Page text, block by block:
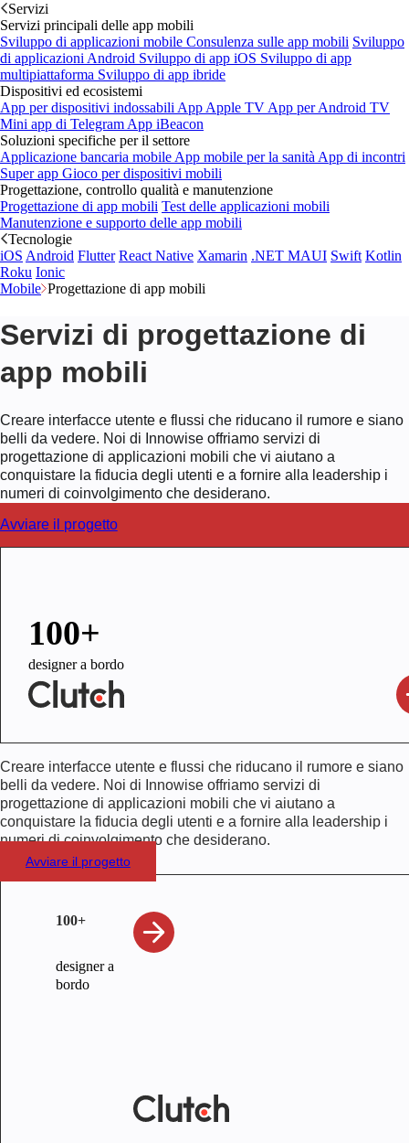
Servizi
Servizi principali delle app mobili
Sviluppo di applicazioni mobile Consulenza sulle app mobili Sviluppo
di applicazioni Android Sviluppo di app iOS Sviluppo di app
multipiattaforma Sviluppo di app ibride
Dispositivi ed ecosistemi
App per dispositivi indossabili App Apple TV App per Android TV
Mini app di Telegram App iBeacon
Soluzioni specifiche per il settore
Applicazione bancaria mobile App mobile per la sanità App di incontri
Super app Gioco per dispositivi mobili
Progettazione, controllo qualità e manutenzione
Progettazione di app mobili Test delle applicazioni mobili
Manutenzione e supporto delle app mobili
Tecnologie
iOS Android Flutter React Native Xamarin .NET MAUI Swift Kotlin
Roku Ionic
Mobile Progettazione di app mobili
Servizi di progettazione di
app mobili
Creare interfacce utente e flussi che riducano il rumore e siano
belli da vedere. Noi di Innowise offriamo servizi di
progettazione di applicazioni mobili che vi aiutano a
conquistare la fiducia degli utenti e a fornire alla leadership i
numeri di coinvolgimento che desiderano.
Avviare il progetto
100+
designer a bordo
Creare interfacce utente e flussi che riducano il rumore e siano
belli da vedere. Noi di Innowise offriamo servizi di
progettazione di applicazioni mobili che vi aiutano a
conquistare la fiducia degli utenti e a fornire alla leadership i
numeri di coinvolgimento che desiderano.
Avviare il progetto
100+
designer a
bordo